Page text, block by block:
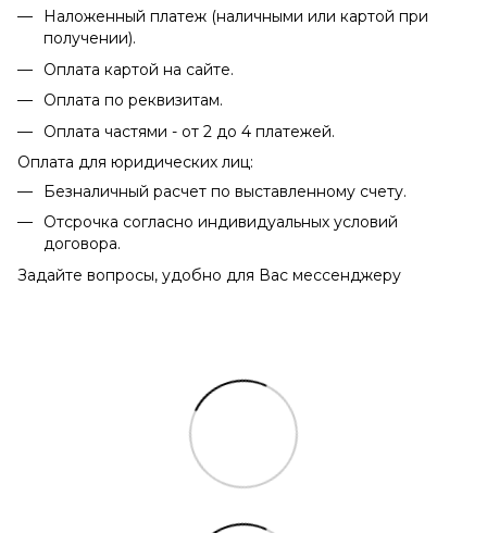
Наложенный платеж (наличными или картой при
получении).
Оплата картой на сайте.
Оплата по реквизитам.
Оплата частями - от 2 до 4 платежей.
Оплата для юридических лиц:
Безналичный расчет по выставленному счету.
Отсрочка согласно индивидуальных условий
договора.
Задайте вопросы, удобно для Вас мессенджеру